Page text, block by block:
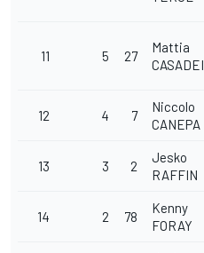
11 5 27
Mattia
CASADEI
12 4 7
Niccolo
CANEPA
13 3 2
Jesko
RAFFIN
14 2 78
Kenny
FORAY